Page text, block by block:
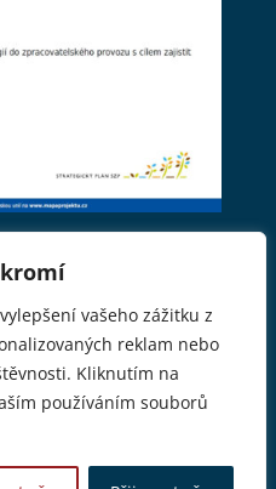
vašeho zážitku z
reklam nebo
Kliknutím na
používáním souborů